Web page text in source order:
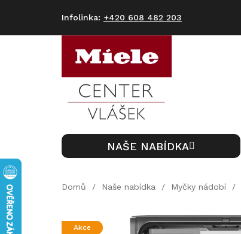
+420 608 482 203
NAŠE NABÍDKA
Domů / Naše nabídka / Myčky nádobí /
Akce